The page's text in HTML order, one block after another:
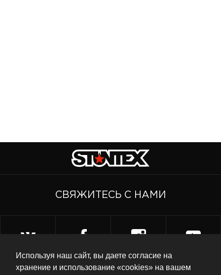
Используя наш сайт, вы даете согласие на
хранение и использование «cookies» на вашем
СВЯЖИТЕСЬ С НАМИ